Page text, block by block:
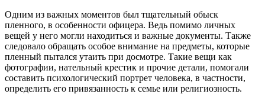
Одним из важных моментов был тщательный обыск
пленного, в особенности офицера. Ведь помимо личных
вещей у него могли находиться и важные документы. Также
следовало обращать особое внимание на предметы, которые
пленный пытался утаить при досмотре. Такие вещи как
фотографии, нательный крестик и прочие детали, помогали
составить психологический портрет человека, в частности,
определить его привязанность к семье или религиозность.